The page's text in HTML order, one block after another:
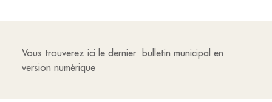
Vous trouverez ici le dernier bulletin municipal en
version numérique